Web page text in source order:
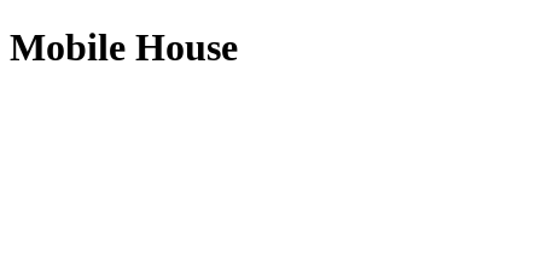
Mobile House